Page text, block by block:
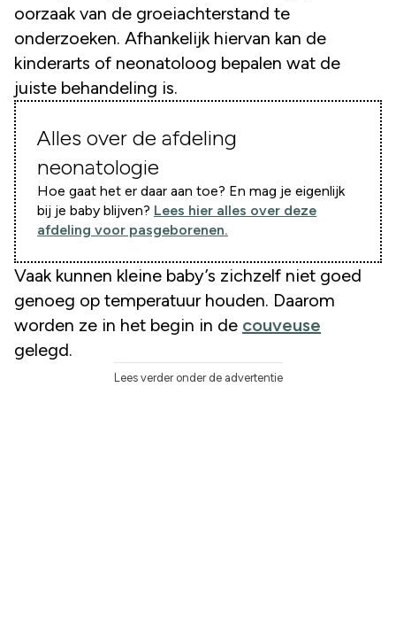
oorzaak van de groeiachterstand te
onderzoeken. Afhankelijk hiervan kan de
kinderarts of neonatoloog bepalen wat de
juiste behandeling is.
Alles over de afdeling
neonatologie
Hoe gaat het er daar aan toe? En mag je eigenlijk
bij je baby blijven? Lees hier alles over deze
afdeling voor pasgeborenen.
Vaak kunnen kleine baby’s zichzelf niet goed
genoeg op temperatuur houden. Daarom
worden ze in het begin in de couveuse
gelegd.
Lees verder onder de advertentie